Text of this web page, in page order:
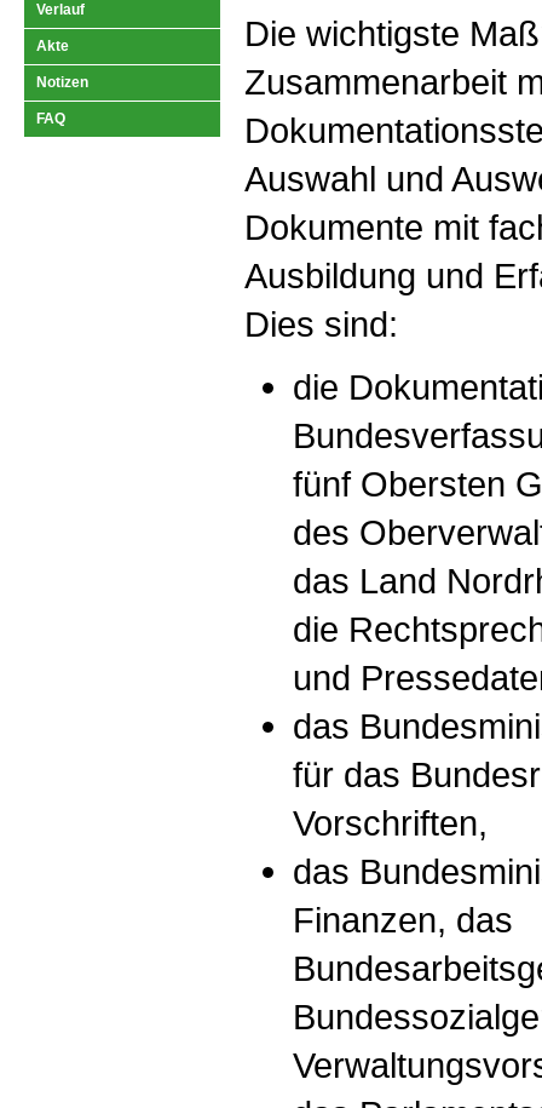
Verlauf
Akte
Notizen
FAQ
Die wichtigste
Zusammenarbeit
Auswahl und
Dokumente mit
Ausbildung und
Dies sind:
die
fünf Obersten
des
das Land
die
und
das
für das
Vorschriften,
das
Finanzen, das